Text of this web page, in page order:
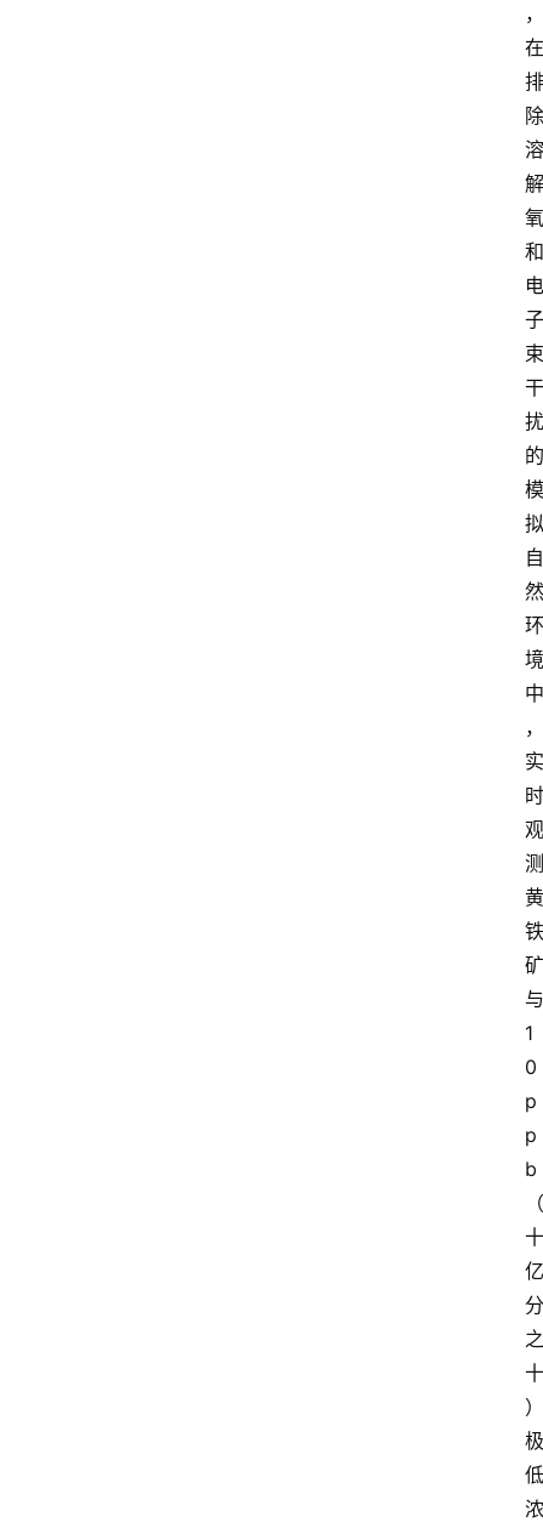
，
在
排
除
溶
解
氧
和
电
子
束
干
扰
的
模
拟
自
然
环
境
中
，
实
时
观
测
黄
铁
矿
与
1
0
p
p
b
（
十
亿
分
之
十
）
极
低
浓